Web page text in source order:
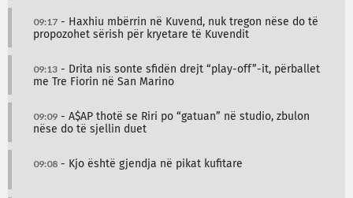
09:17 - Haxhiu mbërrin në Kuvend, nuk tregon nëse do të
propozohet sërish për kryetare të Kuvendit
09:13 - Drita nis sonte sfidën drejt “play-off”-it, përballet
me Tre Fiorin në San Marino
09:09 - A$AP thotë se Riri po “gatuan” në studio, zbulon
nëse do të sjellin duet
09:08 - Kjo është gjendja në pikat kufitare